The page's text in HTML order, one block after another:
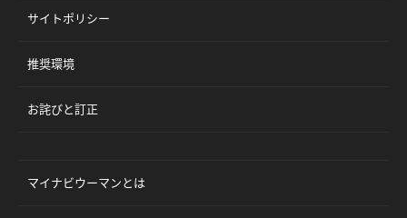
サイトポリシー
推奨環境
お詫びと訂正
マイナビウーマンとは